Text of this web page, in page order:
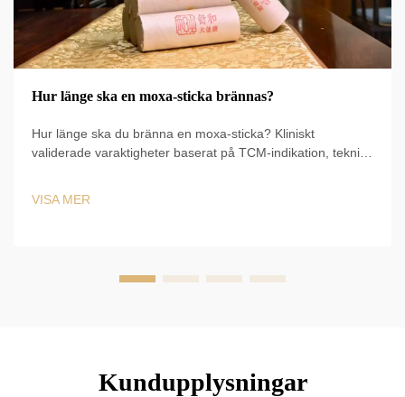
Hur länge ska en moxa-sticka brännas?
Hur länge ska du bränna en moxa-sticka? Kliniskt
validerade varaktigheter baserat på TCM-indikation, teknik
VISA MER
Kundupplysningar